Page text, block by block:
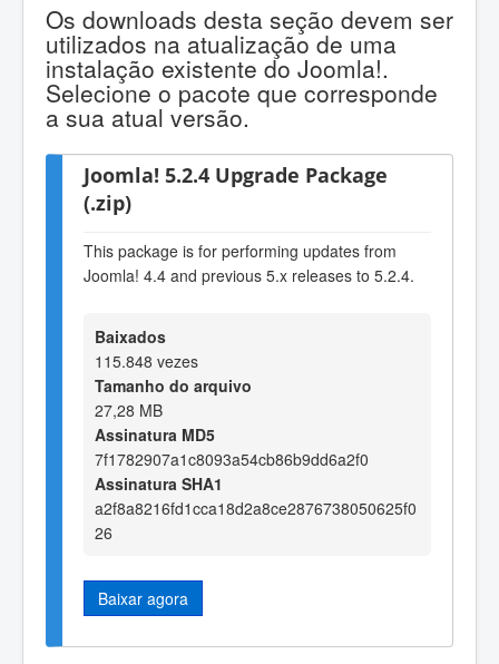
Os downloads desta seção devem ser
utilizados na atualização de uma
instalação existente do Joomla!.
Selecione o pacote que corresponde
a sua atual versão.
Joomla! 5.2.4 Upgrade Package
(.zip)
This package is for performing updates from
Joomla! 4.4 and previous 5.x releases to 5.2.4.
Baixados
115.848 vezes
Tamanho do arquivo
27,28 MB
Assinatura MD5
7f1782907a1c8093a54cb86b9dd6a2f0
Assinatura SHA1
a2f8a8216fd1cca18d2a8ce2876738050625f0
26
Baixar agora